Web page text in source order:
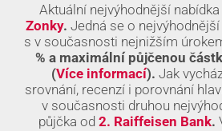
Aktuální nejvýhodnější
Zonky. Jedná se o
s v současnosti nejnižším
% a maximální půjčenou
(Více informací). Jak
srovnání, recenzí i porovnání
v současnosti druhou
půjčka od 2. Raiffeisen Bank.